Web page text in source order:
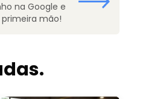
na Google e
mão!